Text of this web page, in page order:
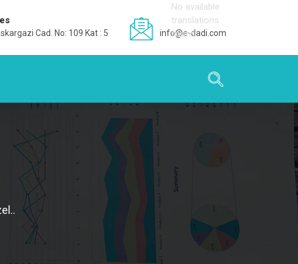
Cad. No: 109 Kat : 5 info@e-dadi.com
No available
translations
found